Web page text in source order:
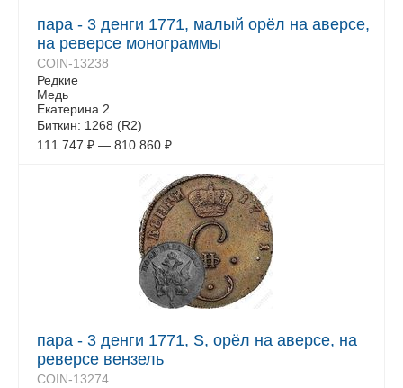
пара - 3 денги 1771, малый орёл на аверсе,
на реверсе монограммы
COIN-13238
Редкие
Медь
Екатерина 2
Биткин: 1268 (R2)
111 747 ₽ — 810 860 ₽
пара - 3 денги 1771, S, орёл на аверсе, на
реверсе вензель
COIN-13274